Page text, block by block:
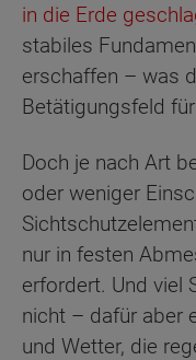
in die Erde
stabiles
erschaffen – was
Betätigungsfeld
Doch je nach Art
oder weniger
nur in festen
erfordert. Und viel
nicht – dafür aber
und Wetter, die